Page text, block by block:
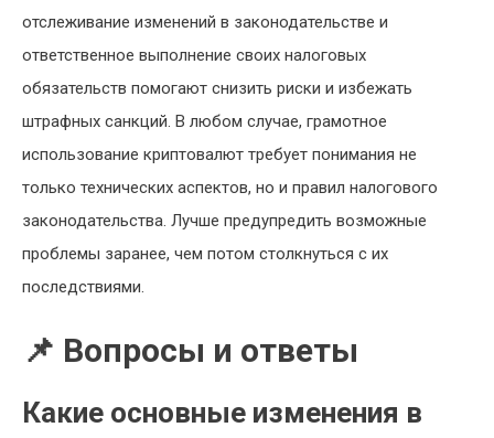
отслеживание изменений в законодательстве и
ответственное выполнение своих налоговых
обязательств помогают снизить риски и избежать
штрафных санкций. В любом случае, грамотное
использование криптовалют требует понимания не
только технических аспектов, но и правил налогового
законодательства. Лучше предупредить возможные
проблемы заранее, чем потом столкнуться с их
последствиями.
📌 Вопросы и ответы
Какие основные изменения в